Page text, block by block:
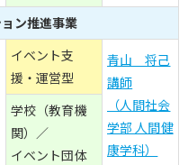
ン推進事業
イベント支
援・運営型
青山 将己
講師
（人間社会
学部 人間健
康学科）
学校（教育機
関）／
イベント団体